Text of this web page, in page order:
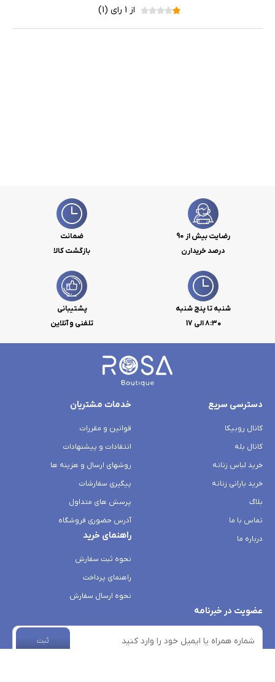
از 1 رای (1)
رضایت بیش از 90
درصد خریدارن
ضمانت
بازگشت کالا
شنبه تا پنج شنبه
۸:۳۰ الی 17
پشتیبانی
تلفنی و آنلاین
دسترسی سریع
کانال روبیکا
کانال بله
خرید لباس زنانه
خرید بارانی زنانه
بلاگ
تماس با ما
درباره ما
خدمات مشتریان
قوانین و مقررات
انتقادات و پیشنهادات
روشهای ارسال و هزینه ها
پیگیری سفارشات
پرسش های متداول
آدرس حضوری فروشگاه
راهنمای خرید
نحوه ثبت سفارش
راهنمای پرداخت
نحوه ارسال سفارش
عضویت در خبرنامه
ثبت